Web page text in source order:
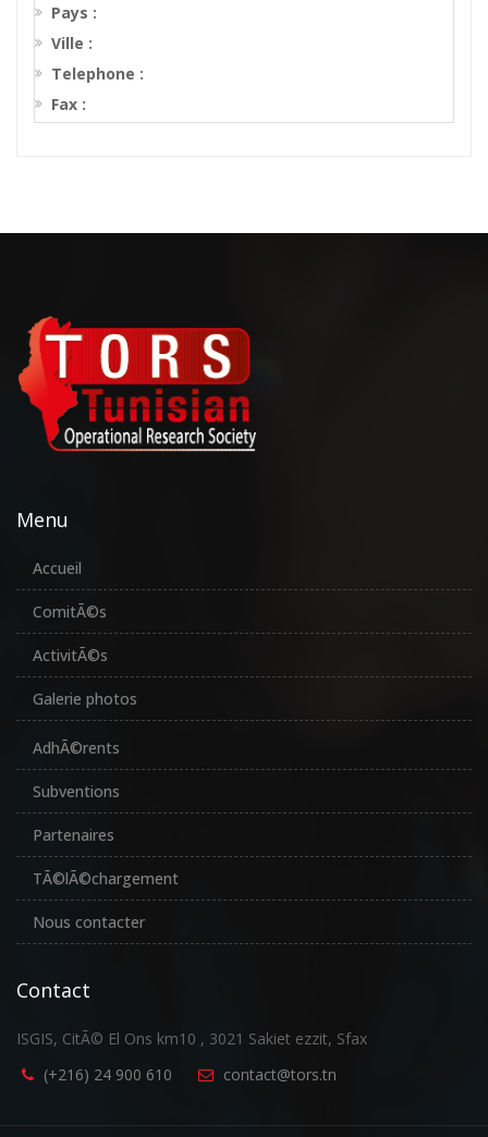
Pays :
Ville :
Telephone :
Fax :
Menu
Accueil
ComitÃ©s
ActivitÃ©s
Galerie photos
AdhÃ©rents
Subventions
Partenaires
TÃ©lÃ©chargement
Nous contacter
Contact
ISGIS, CitÃ© El Ons km10 , 3021 Sakiet ezzit, Sfax
(+216) 24 900 610
contact@tors.tn